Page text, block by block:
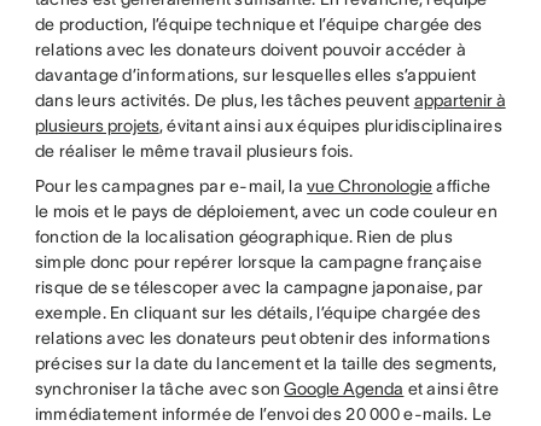
de production, l’équipe technique et l’équipe chargée des
relations avec les donateurs doivent pouvoir accéder à
davantage d’informations, sur lesquelles elles s’appuient
dans leurs activités. De plus, les tâches peuvent appartenir à
plusieurs projets, évitant ainsi aux équipes pluridisciplinaires
de réaliser le même travail plusieurs fois.
Pour les campagnes par e-mail, lavue Chronologieaffiche
le mois et le pays de déploiement, avec un code couleur en
fonction de la localisation géographique. Rien de plus
simple donc pour repérer lorsque la campagne française
risque de se télescoper avec la campagne japonaise, par
exemple. En cliquant sur les détails, l’équipe chargée des
relations avec les donateurs peut obtenir des informations
précises sur la date du lancement et la taille des segments,
synchroniser la tâche avec sonGoogle Agenda et ainsi être
immédiatement informée de l’envoi des 20 000 e-mails. Le